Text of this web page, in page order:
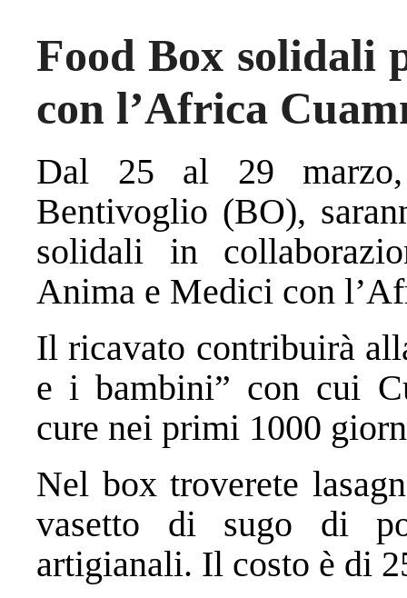
Food Box solidali
con l’Africa
Dal 25 al 29
Bentivoglio (BO),
solidali in
Anima e Medici con
Il ricavato contribuirà
e i bambini” con cui
cure nei primi 1000
Nel box troverete
vasetto di sugo di
artigianali. Il costo è di